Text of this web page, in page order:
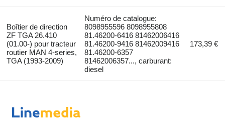
Boîtier de direction
ZF TGA 26.410
(01.00-) pour tracteur
routier MAN 4-series,
TGA (1993-2009)
Numéro de catalogue:
8098955596 8098955808
81.46200-6416 81462006416
81.46200-9416 81462009416
81.46200-6357
81462006357..., carburant:
diesel
173,39 €